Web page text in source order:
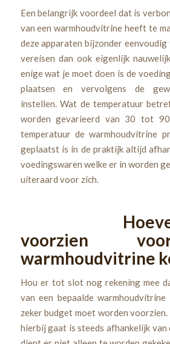
Een belangrijk voordeel dat is
van een warmhoudvitrine heeft te
deze apparaten bijzonder
vereisen dan ook eigenlijk
enige wat je moet doen is de
plaatsen en vervolgens de
instellen. Wat de temperatuur
worden gevarieerd van 30 tot
temperatuur de warmhoudvitrine
geplaatst is in de praktijk altijd
voedingswaren welke er in worden
uiteraard voor zich.
Hoeveel
voorzien
warmhoudvitrine
Hou er tot slot nog rekening mee
van een bepaalde
zeker budget moet worden
hierbij gaat is steeds afhankelijk